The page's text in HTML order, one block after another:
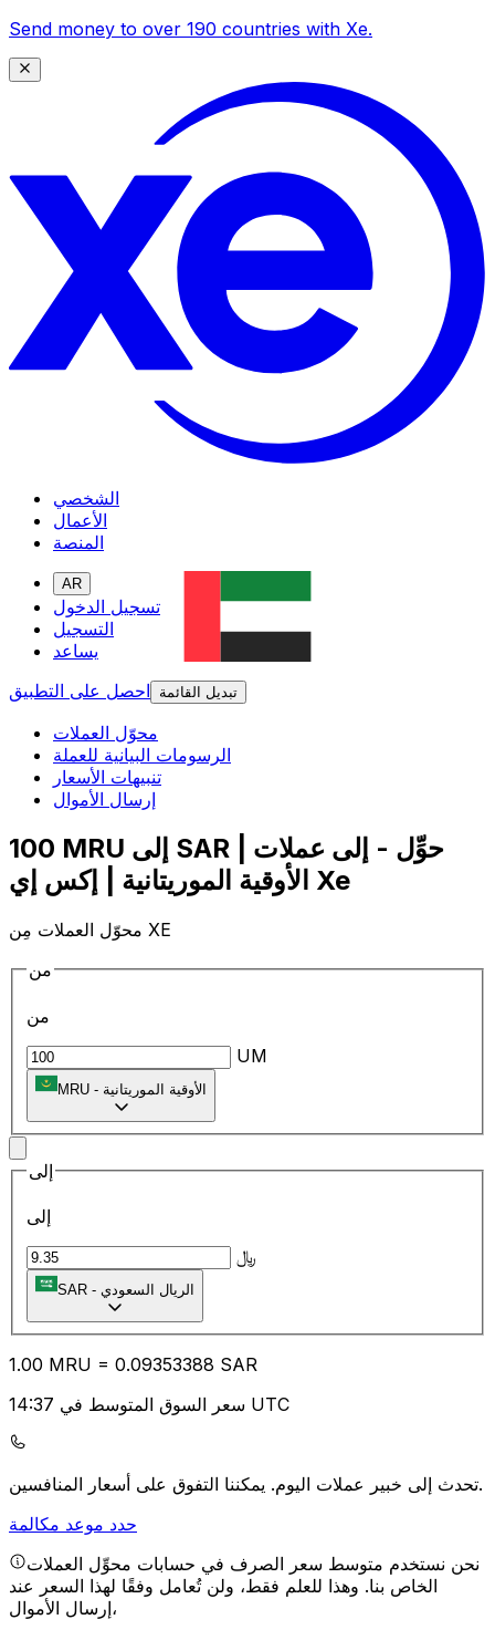
Send money to over 190 countries with Xe.
الشخصي
الأعمال
المنصة
AR
تسجيل الدخول
التسجيل
يساعد
احصل على التطبيق
تبديل القائمة
محوّل العملات
الرسومات البيانية للعملة
تنبيهات الأسعار
إرسال الأموال
100 MRU إلى SAR | حوِّل - إلى عملات
الأوقية الموريتانية | إكس إي Xe
محوّل العملات مِن XE
من
من
UM
MRU - الأوقية الموريتانية
إلى
إلى
﷼
SAR - الريال السعودي
1.00 MRU = 0.09353388 SAR
سعر السوق المتوسط في 14:37 UTC
تحدث إلى خبير عملات اليوم.يمكننا التفوق على أسعار المنافسين.
حدد موعد مكالمة
نحن نستخدم متوسط سعر الصرف في حسابات محوِّل العملات
الخاص بنا. وهذا للعلم فقط، ولن تُعامل وفقًا لهذا السعر عند
إرسال الأموال،